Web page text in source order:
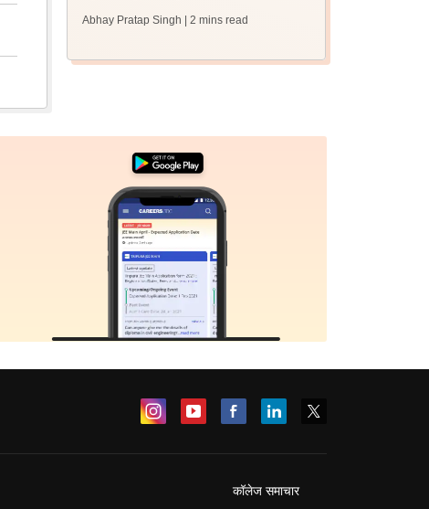
Abhay Pratap Singh | 2 mins read
कॉलेज समाचार